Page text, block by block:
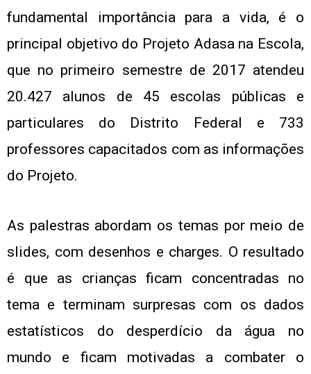
fundamental importância para a vida, é o
principal objetivo do Projeto Adasa na Escola,
que no primeiro semestre de 2017 atendeu
20.427 alunos de 45 escolas públicas e
particulares do Distrito Federal e 733
professores capacitados com as informações
do Projeto.
As palestras abordam os temas por meio de
slides, com desenhos e charges. O resultado
é que as crianças ficam concentradas no
tema e terminam surpresas com os dados
estatísticos do desperdício da água no
mundo e ficam motivadas a combater o